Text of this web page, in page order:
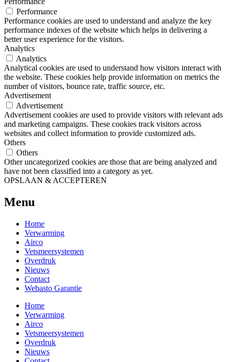
Performance
Performance cookies are used to understand and analyze the key
performance indexes of the website which helps in delivering a
better user experience for the visitors.
Analytics
Analytics
Analytical cookies are used to understand how visitors interact with
the website. These cookies help provide information on metrics the
number of visitors, bounce rate, traffic source, etc.
Advertisement
Advertisement
Advertisement cookies are used to provide visitors with relevant ads
and marketing campaigns. These cookies track visitors across
websites and collect information to provide customized ads.
Others
Others
Other uncategorized cookies are those that are being analyzed and
have not been classified into a category as yet.
OPSLAAN & ACCEPTEREN
Menu
Home
Verwarming
Airco
Vetsmeersystemen
Overdruk
Nieuws
Contact
Webasto Garantie
Home
Verwarming
Airco
Vetsmeersystemen
Overdruk
Nieuws